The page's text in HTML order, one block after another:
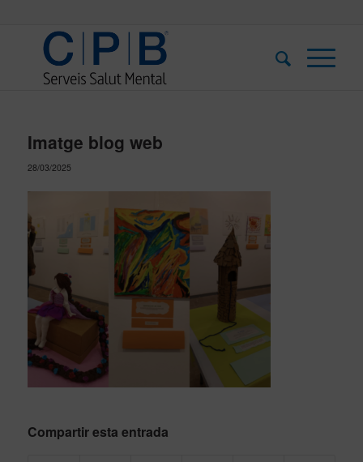
Imatge blog web
28/03/2025
Compartir esta entrada